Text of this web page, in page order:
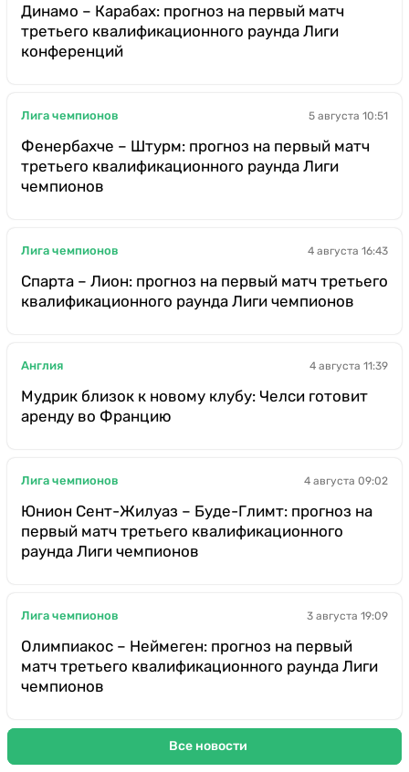
Динамо – Карабах: прогноз на первый матч
третьего квалификационного раунда Лиги
конференций
Лига чемпионов 5 августа 10:51
Фенербахче – Штурм: прогноз на первый матч
третьего квалификационного раунда Лиги
чемпионов
Лига чемпионов 4 августа 16:43
Спарта – Лион: прогноз на первый матч третьего
квалификационного раунда Лиги чемпионов
Англия 4 августа 11:39
Мудрик близок к новому клубу: Челси готовит
аренду во Францию
Лига чемпионов 4 августа 09:02
Юнион Сент-Жилуаз – Буде-Глимт: прогноз на
первый матч третьего квалификационного
раунда Лиги чемпионов
Лига чемпионов 3 августа 19:09
Олимпиакос – Неймеген: прогноз на первый
матч третьего квалификационного раунда Лиги
чемпионов
Все новости